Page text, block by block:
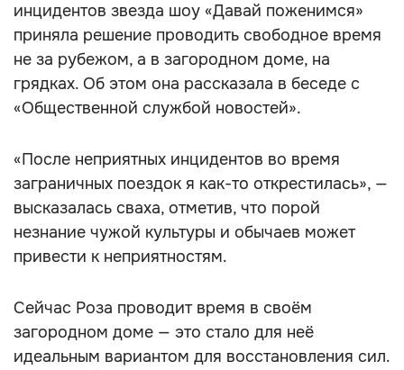
инцидентов звезда шоу «Давай поженимся»
приняла решение проводить свободное время
не за рубежом, а в загородном доме, на
грядках. Об этом она рассказала в беседе с
«Общественной службой новостей».
«После неприятных инцидентов во время
заграничных поездок я как-то открестилась», —
высказалась сваха, отметив, что порой
незнание чужой культуры и обычаев может
привести к неприятностям.
Сейчас Роза проводит время в своём
загородном доме — это стало для неё
идеальным вариантом для восстановления сил.